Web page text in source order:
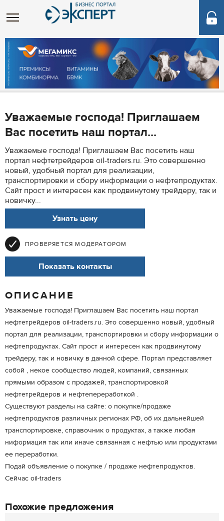
Уважаемые господа! Приглашаем
Вас посетить наш портал...
Уважаемые господа! Приглашаем Вас посетить наш
портал нефтетрейдеров oil-traders.ru. Это совершенно
новый, удобный портал для реализации,
транспортировки и сбору информации о нефтепродуктах.
Сайт прост и интересен как продвинутому трейдеру, так и
новичку...
Узнать цену
ПРОВЕРЯЕТСЯ МОДЕРАТОРОМ
Показать контакты
ОПИСАНИЕ
Уважаемые господа! Приглашаем Вас посетить наш портал
нефтетрейдеров oil-traders.ru. Это совершенно новый, удобный
портал для реализации, транспортировки и сбору информации о
нефтепродуктах. Сайт прост и интересен как продвинутому
трейдеру, так и новичку в данной сфере. Портал представляет
собой , некое сообщество людей, компаний, связанных
прямыми образом с продажей, транспортировкой
нефтетрейдеров и нефтепереработкой .
Существуют разделы на сайте: о покупке/продаже
нефтепродуктов различных регионах РФ, об их дальнейшей
транспортировке, справочник о продуктах, а также любая
ниформация так или иначе связанная с нефтью или продуктами
ее переработки.
Подай объявление о покупке / продаже нефтепродуктов.
Сейчас oil-traders
Похожие предложения